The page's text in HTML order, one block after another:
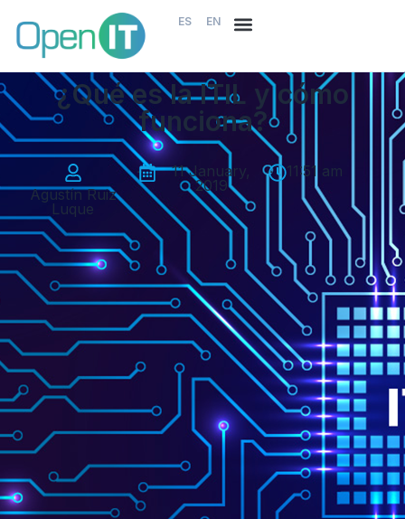
ES EN
¿Qué es la ITIL y cómo
funciona?
Agustín Ruiz
Luque
-
11 January,
2019
- 11:51 am